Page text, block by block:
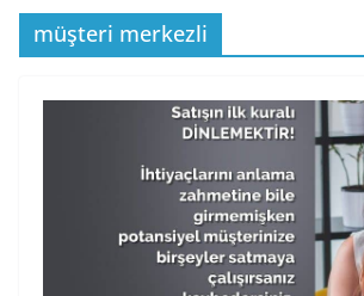
müşteri merkezli